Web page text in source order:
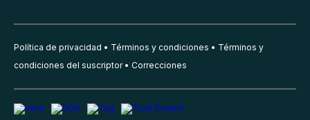
Política de privacidad Términos y condiciones
Términos y
condiciones del suscriptor
Correcciones